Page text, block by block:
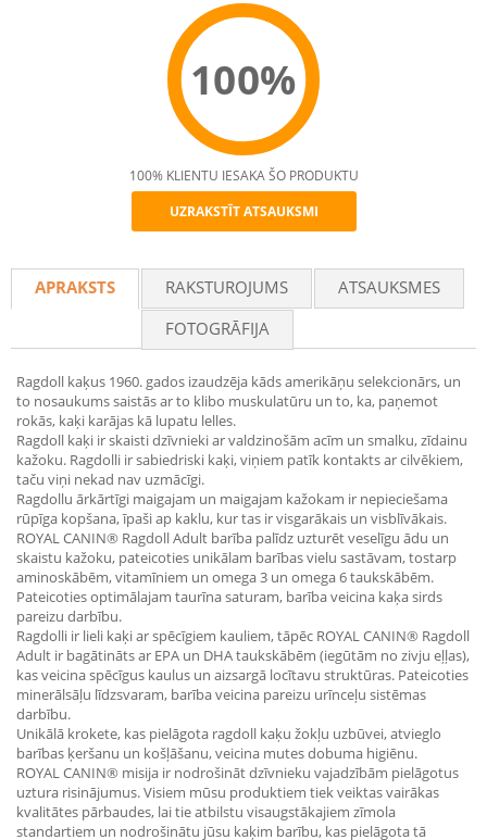
100%
Recommend
100% KLIENTU IESAKA ŠO PRODUKTU
UZRAKSTĪT ATSAUKSMI
APRAKSTS RAKSTUROJUMS
ATSAUKSMES
FOTOGRĀFIJA
Ragdoll kaķus 1960. gados izaudzēja kāds amerikāņu selekcionārs, un
to nosaukums saistās ar to klibo muskulatūru un to, ka, paņemot
rokās, kaķi karājas kā lupatu lelles.
Ragdoll kaķi ir skaisti dzīvnieki ar valdzinošām acīm un smalku, zīdainu
kažoku. Ragdolli ir sabiedriski kaķi, viņiem patīk kontakts ar cilvēkiem,
taču viņi nekad nav uzmācīgi.
Ragdollu ārkārtīgi maigajam un maigajam kažokam ir nepieciešama
rūpīga kopšana, īpaši ap kaklu, kur tas ir visgarākais un visblīvākais.
ROYAL CANIN® Ragdoll Adult barība palīdz uzturēt veselīgu ādu un
skaistu kažoku, pateicoties unikālam barības vielu sastāvam, tostarp
aminoskābēm, vitamīniem un omega 3 un omega 6 taukskābēm.
Pateicoties optimālajam taurīna saturam, barība veicina kaķa sirds
pareizu darbību.
Ragdolli ir lieli kaķi ar spēcīgiem kauliem, tāpēc ROYAL CANIN® Ragdoll
Adult ir bagātināts ar EPA un DHA taukskābēm (iegūtām no zivju eļļas),
kas veicina spēcīgus kaulus un aizsargā locītavu struktūras. Pateicoties
minerālsāļu līdzsvaram, barība veicina pareizu urīnceļu sistēmas
darbību.
Unikālā krokete, kas pielāgota ragdoll kaķu žokļu uzbūvei, atvieglo
barības ķeršanu un košļāšanu, veicina mutes dobuma higiēnu.
ROYAL CANIN® misija ir nodrošināt dzīvnieku vajadzībām pielāgotus
uztura risinājumus. Visiem mūsu produktiem tiek veiktas vairākas
kvalitātes pārbaudes, lai tie atbilstu visaugstākajiem zīmola
standartiem un nodrošinātu jūsu kaķim barību, kas pielāgota tā